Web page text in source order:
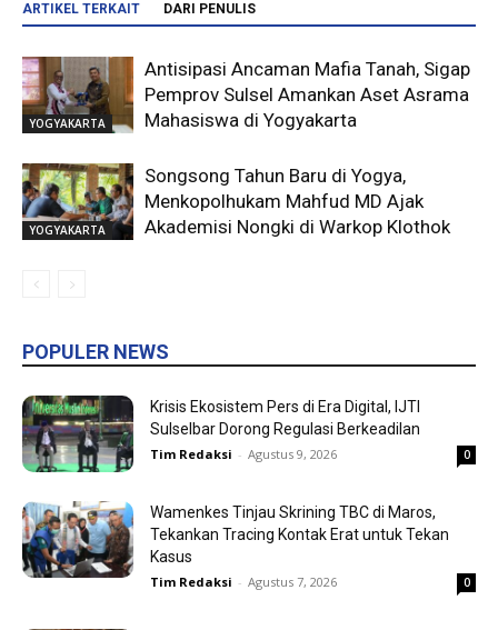
ARTIKEL TERKAIT DARI PENULIS
YOGYAKARTA
Antisipasi Ancaman Mafia Tanah, Sigap
Pemprov Sulsel Amankan Aset Asrama
Mahasiswa di Yogyakarta
YOGYAKARTA
Songsong Tahun Baru di Yogya,
Menkopolhukam Mahfud MD Ajak
Akademisi Nongki di Warkop Klothok
POPULER NEWS
Krisis Ekosistem Pers di Era Digital, IJTI
Sulselbar Dorong Regulasi Berkeadilan
Tim Redaksi - Agustus 9, 2026 0
Wamenkes Tinjau Skrining TBC di Maros,
Tekankan Tracing Kontak Erat untuk Tekan
Kasus
Tim Redaksi - Agustus 7, 2026 0